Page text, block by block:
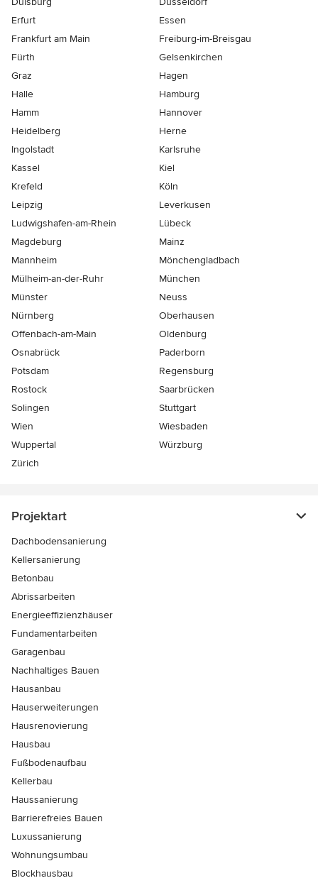
Erfurt
Essen
Frankfurt am Main
Freiburg-im-Breisgau
Fürth
Gelsenkirchen
Graz
Hagen
Halle
Hamburg
Hamm
Hannover
Heidelberg
Herne
Ingolstadt
Karlsruhe
Kassel
Kiel
Krefeld
Köln
Leipzig
Leverkusen
Ludwigshafen-am-Rhein
Lübeck
Magdeburg
Mainz
Mannheim
Mönchen­gladbach
Mülheim-an-der-Ruhr
München
Münster
Neuss
Nürnberg
Oberhausen
Offenbach-am-Main
Oldenburg
Osnabrück
Paderborn
Potsdam
Regensburg
Rostock
Saarbrücken
Solingen
Stuttgart
Wien
Wiesbaden
Wuppertal
Würzburg
Zürich
Projektart
Dachbodensanierung
Kellersanierung
Betonbau
Abrissarbeiten
Energieeffizienzhäuser
Fundamentarbeiten
Garagenbau
Nachhaltiges Bauen
Hausanbau
Hauserweiterungen
Hausrenovierung
Hausbau
Fußbodenaufbau
Kellerbau
Haussanierung
Barrierefreies Bauen
Luxussanierung
Wohnungsumbau
Blockhausbau